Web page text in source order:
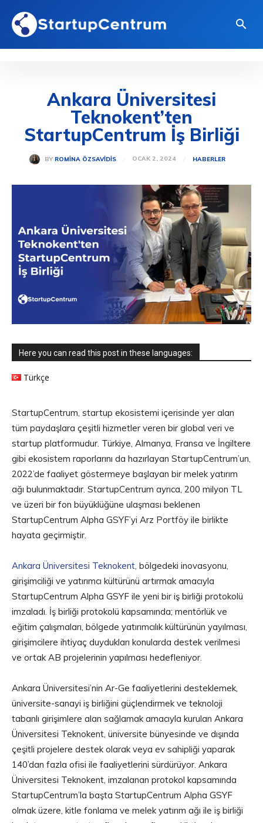
Ankara Üniversitesi
Teknokent’ten
StartupCentrum İş Birliği
BY ROMINA ÖZSAVIDIS OCAK 2, 2024 HABERLER
Here you can read this post in these languages:
Türkçe
StartupCentrum, startup ekosistemi içerisinde yer alan
tüm paydaşlara çeşitli hizmetler veren bir global veri ve
startup platformudur. Türkiye, Almanya, Fransa ve İngiltere
gibi ekosistem raporlarını da hazırlayan StartupCentrum’un,
2022’de faaliyet göstermeye başlayan bir melek yatırım
ağı bulunmaktadır. StartupCentrum ayrıca, 200 milyon TL
ve üzeri bir fon büyüklüğüne ulaşması beklenen
StartupCentrum Alpha GSYF’yi Arz Portföy ile birlikte
hayata geçirmiştir.
Ankara Üniversitesi Teknokent , bölgedeki inovasyonu,
girişimciliği ve yatırımcı kültürünü artırmak amacıyla
StartupCentrum Alpha GSYF ile yeni bir iş birliği protokolü
imzaladı. İş birliği protokolü kapsamında; mentörlük ve
eğitim çalışmaları, bölgede yatırımcılık kültürünün yayılması,
girişimcilere ihtiyaç duydukları konularda destek verilmesi
ve ortak AB projelerinin yapılması hedefleniyor.
Ankara Üniversitesi’nin Ar-Ge faaliyetlerini desteklemek,
üniversite-sanayi iş birliğini güçlendirmek ve teknoloji
tabanlı girişimlere alan sağlamak amacıyla kurulan Ankara
Üniversitesi Teknokent, üniversite bünyesinde ve dışında
çeşitli projelere destek olarak veya ev sahipliği yaparak
140’dan fazla ofisi ile faaliyetlerini sürdürüyor. Ankara
Üniversitesi Teknokent, imzalanan protokol kapsamında
StartupCentrum’la başta StartupCentrum Alpha GSYF
olmak üzere, kitle fonlama ve melek yatırım ağı ile iş birliği